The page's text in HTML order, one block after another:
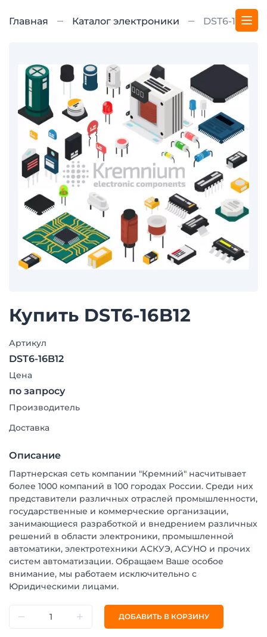
Главная Каталог электроники DST6-16B12
Купить DST6-16B12
Артикул
DST6-16B12
Цена
по запросу
Производитель
Доставка
Описание
Партнерская сеть компании "Кремний" насчитывает
более 1000 компаний в 100 городах России. Среди них
представители различных отраслей промышленности,
государственные и коммерческие организации,
занимающиеся разработкой и внедрением различных
решений в области электроники, промышленной
автоматики, электротехники АСКУЭ, АСУНО и прочих
систем автоматизации. Обращаем Ваше особое
внимание, мы работаем исключительно с
Юридическими лицами.
ДОБАВИТЬ В КОРЗИНУ